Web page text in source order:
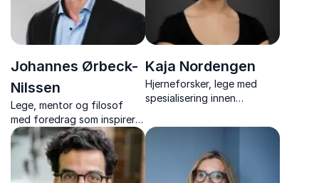
Johannes Ørbeck-
Nilssen
Lege, mentor og filosof
med foredrag som inspirerer
til å styrke kropp, hjerne og
psyke,og hvordan vi kan
leve friske, ressurssterke og
meningsfulle liv.
Kaja Nordengen
Hjerneforsker, lege med
spesialisering innen
forskning på en lett og
tilgjengelig måte.